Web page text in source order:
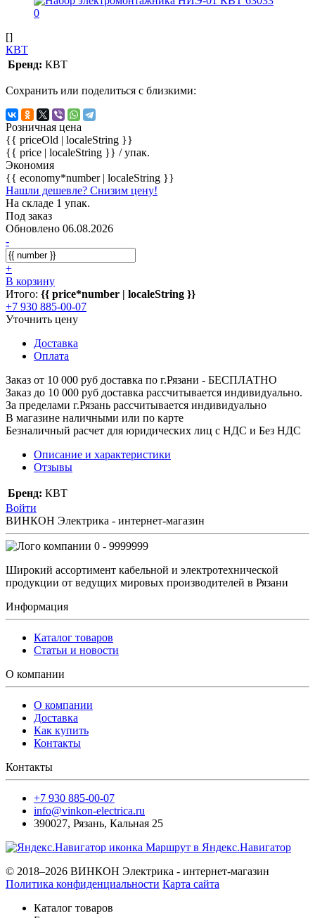
[]
КВТ
Бренд: КВТ
Сохранить или поделиться с близкими:
Розничная цена
{{ priceOld | localeString }}
{{ price | localeString }} / упак.
Экономия
{{ economy*number | localeString }}
Нашли дешевле? Снизим цену!
На складе 1 упак.
Под заказ
Обновлено 06.08.2026
-
+
В корзину
Итого: {{ price*number | localeString }}
+7 930 885-00-07
Уточнить цену
Доставка
Оплата
Заказ от 10 000 руб доставка по г.Рязани - БЕСПЛАТНО
Заказ до 10 000 руб доставка рассчитывается индивидуально.
За пределами г.Рязань рассчитывается индивидуально
В магазине наличными или по карте
Безналичный расчет для юридических лиц с НДС и Без НДС
Описание и характеристики
Отзывы
Бренд: КВТ
Войти
ВИНКОН Электрика - интернет-магазин
0 - 9999999
Широкий ассортимент кабельной и электротехнической
продукции от ведущих мировых производителей в Рязани
Информация
Каталог товаров
Статьи и новости
О компании
О компании
Доставка
Как купить
Контакты
Контакты
+7 930 885-00-07
info@vinkon-electrica.ru
390027, Рязань, Кальная 25
Маршрут в Яндекс.Навигатор
© 2018–2026 ВИНКОН Электрика - интернет-магазин
Политика конфиденциальности Карта сайта
Каталог товаров